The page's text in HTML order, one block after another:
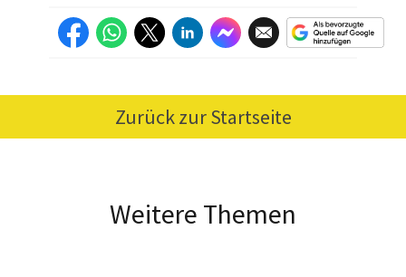
Zurück zur Startseite
Weitere Themen